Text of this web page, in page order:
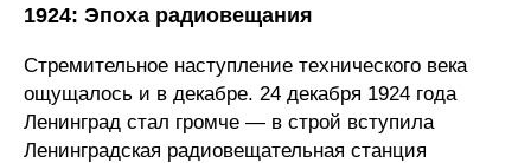
1924: Эпоха радиовещания
Стремительное наступление технического века
ощущалось и в декабре. 24 декабря 1924 года
Ленинград стал громче — в строй вступила
Ленинградская радиовещательная станция